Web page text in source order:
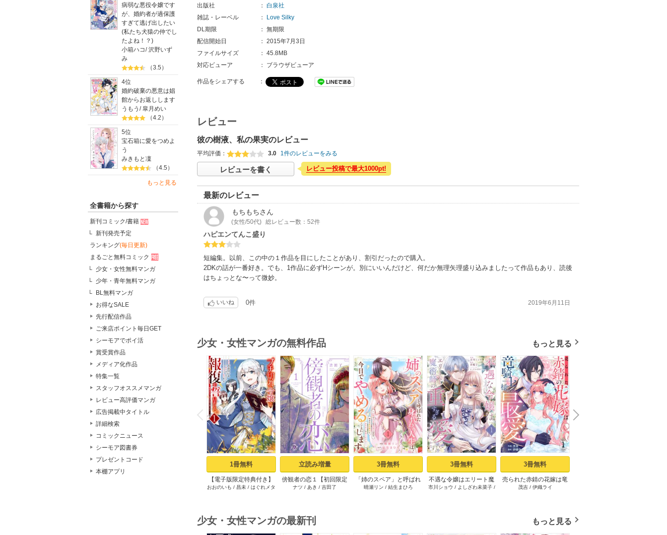
病弱な悪役令嬢です
が、婚約者が過保護
すぎて逃げ出したい
(私たち犬猿の仲でし
たよね！？)
小箱ハコ/沢野いず
み
（3.5）
4位
婚約破棄の悪意は娼
館からお返しします
うもう /皐月めい
（4.2）
5位
宝石箱に愛をつめよ
う
みきもと凜
（4.5）
もっと見る
全書籍から探す
新刊コミック/書籍
新刊発売予定
ランキング(毎日更新)
まるごと無料コミック
少女・女性無料マンガ
少年・青年無料マンガ
BL無料マンガ
お得なSALE
先行配信作品
ご来店ポイント毎日GET
シーモアでポイ活
賞受賞作品
メディア化作品
特集一覧
スタッフオススメマンガ
レビュー高評価マンガ
広告掲載中タイトル
詳細検索
コミックニュース
シーモア図書券
プレゼントコード
本棚アプリ
出版社
： 白泉社
雑誌・レーベル
：
Love Silky
DL期限
： 無期限
配信開始日
： 2015年7月3日
ファイルサイズ
： 45.8MB
対応ビューア
： ブラウザビューア
作品をシェアする ：
レビュー
彼の樹液、私の果実のレビュー
平均評価： 3.0 1件のレビューをみる
レビューを書く レビュー投稿で最大1000pt!
最新のレビュー
もちもちさん
(女性/50代) 総レビュー数：52件
ハピエンてんこ盛り
短編集。以前、この中の１作品を目にしたことがあり、割引だったので購入。
2DKの話が一番好き。でも、1作品に必ずHシーンが。別にいいんだけど、何だか無理矢理盛り込みましたって作品もあり、読後
はちょっとな〜って微妙。
いいね 0件 2019年6月11日
少女・女性マンガの無料作品 もっと見る
P
r
e
v
i
o
u
s
1冊無料
【電子版限定特典付き】
ブチ切れ令嬢は報復を誓
おおのいも / 昌未 / はぐれメタ
立読み増量
傍観者の恋１【初回限定
ペーパー付】【電子限定
ナツ / あき / 吉田了
3冊無料
「姉のスペア」と呼ばれ
た身代わり人生は、今日
晴瀬リン / 結生まひろ
3冊無料
不遇な令嬢はエリート魔
術師の重すぎる愛に気が
市川ショウ / よしざわ未菜子/
3冊無料
売られた赤錆の花嫁は竜
騎士様の最愛となる 1巻
茂吉/ 伊織ライ
N
e
x
t
少女・女性マンガの最新刊 もっと見る